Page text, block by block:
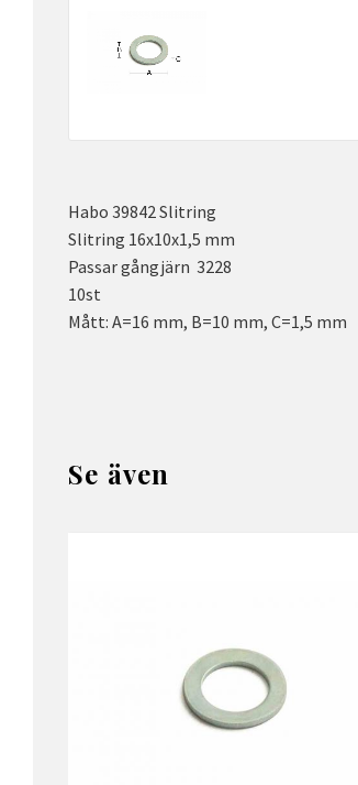
Habo 39842 Slitring
Slitring 16x10x1,5 mm
Passar gångjärn 3228
10st
Mått: A=16 mm, B=10 mm, C=1,5 mm
Se även